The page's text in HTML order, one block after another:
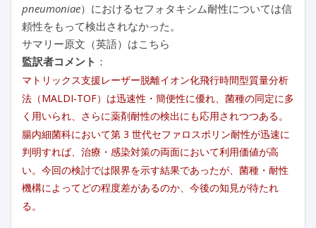
pneumoniae）におけるセフォタキシム耐性については信
頼性をもって検出されなかった。
サマリー原文（英語）はこちら
監訳者コメント ：
マトリックス支援レーザー脱離イオン化飛行時間型質量分析
法（MALDI-TOF）は迅速性・簡便性に優れ、菌種の同定に多
く用いられ、さらに薬剤耐性の検出にも応用されつつある。
腸内細菌科において第 3 世代セファロスポリン耐性が迅速に
判明すれば、治療・感染対策の両面において利用価値が高
い。今回の検討では限界を示す結果であったが、菌種・耐性
機構によってどの程度差があるのか、今後の知見が待たれ
る。